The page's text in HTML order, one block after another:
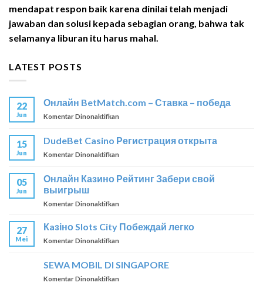
mendapat respon baik karena dinilai telah menjadi
jawaban dan solusi kepada sebagian orang, bahwa tak
selamanya liburan itu harus mahal.
LATEST POSTS
22
Jun
Онлайн BetMatch.com – Ставка – победа
Komentar Dinonaktifkan
BetMatch.com
победа
15
Jun
DudeBet Casino Регистрация открыта
Komentar Dinonaktifkan
Casino
Регистрация
05
Jun
Онлайн Казино Рейтинг Забери свой
выигрыш
Komentar Dinonaktifkan
Казино
выигрыш
27
Mei
Кaзіно Slots City Побеждай легко
Komentar Dinonaktifkan
City
SEWA MOBIL DI SINGAPORE
Komentar Dinonaktifkan